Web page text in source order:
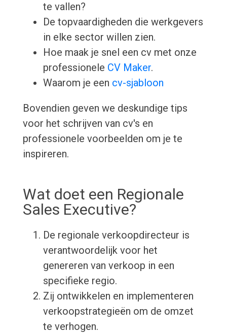
te vallen?
De topvaardigheden die werkgevers
in elke sector willen zien.
Hoe maak je snel een cv met onze
professionele CV Maker.
Waarom je een cv-sjabloon
Bovendien geven we deskundige tips
voor het schrijven van cv's en
professionele voorbeelden om je te
inspireren.
Wat doet een Regionale
Sales Executive?
De regionale verkoopdirecteur is
verantwoordelijk voor het
genereren van verkoop in een
specifieke regio.
Zij ontwikkelen en implementeren
verkoopstrategieën om de omzet
te verhogen.